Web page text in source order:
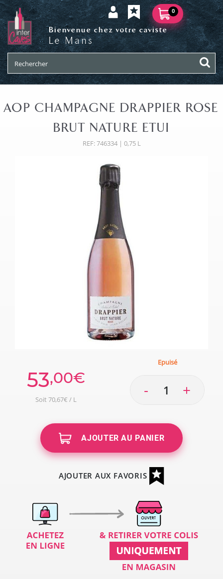
0
Bienvenue chez votre caviste
Le Mans
AOP CHAMPAGNE DRAPPIER ROSE
BRUT NATURE ETUI
REF: 746334 | 0,75 L
53,00€
Soit 70,67€ / L
Epuisé
- +
AJOUTER AU PANIER
AJOUTER AUX FAVORIS